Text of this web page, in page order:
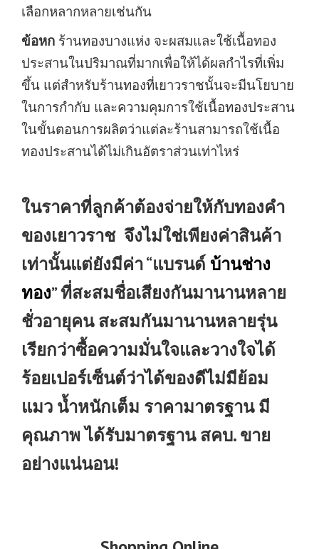
เลือกหลากหลายเช่นกัน
ข้อหก ร้านทองบางแห่ง จะผสมและใช้เนื้อทอง
ประสานในปริมาณที่มากเพื่อให้ได้ผลกำไรที่เพิ่ม
ขึ้น แต่สำหรับร้านทองที่เยาวราชนั้นจะมีนโยบาย
ในการกำกับ และความคุมการใช้เนื้อทองประสาน
ในขั้นตอนการผลิตว่าแต่ละร้านสามารถใช้เนื้อ
ทองประสานได้ไม่เกินอัตราส่วนเท่าไหร่
ในราคาที่ลูกค้าต้องจ่ายให้กับทองคำ
ของเยาวราช จึงไม่ใช่เพียงค่าสินค้า
เท่านั้นแต่ยังมีค่า “แบรนด์ บ้านช่าง
ทอง” ที่สะสมชื่อเสียงกันมานานหลาย
ชั่วอายุคน สะสมกันมานานหลายรุ่น
เรียกว่าซื้อความมั่นใจและวางใจได้
ร้อยเปอร์เซ็นต์ว่าได้ของดีไม่มีย้อม
แมว น้ำหนักเต็ม ราคามาตรฐาน มี
คุณภาพ ได้รับมาตรฐาน สคบ. ขาย
อย่างแน่นอน!